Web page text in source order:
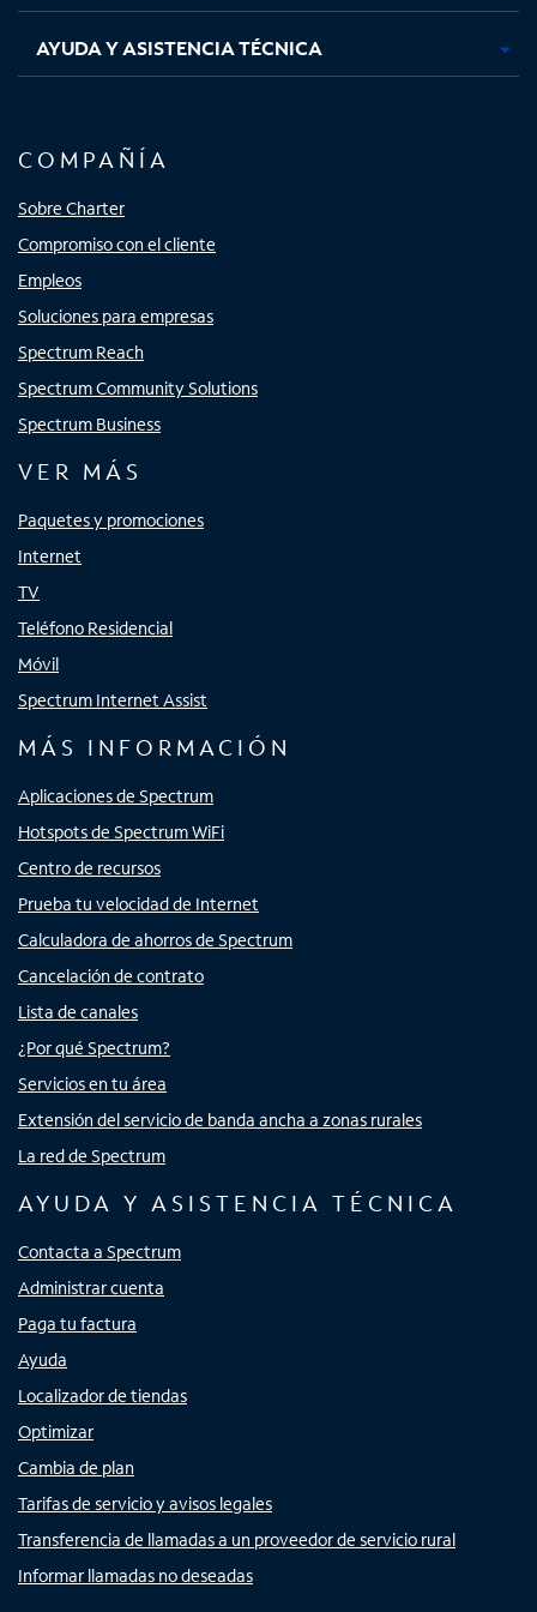
AYUDA Y ASISTENCIA TÉCNICA
COMPAÑÍA
Sobre Charter
Compromiso con el cliente
Empleos
Soluciones para empresas
Spectrum Reach
Spectrum Community Solutions
Spectrum Business
VER MÁS
Paquetes y promociones
Internet
TV
Teléfono Residencial
Móvil
Spectrum Internet Assist
MÁS INFORMACIÓN
Aplicaciones de Spectrum
Hotspots de Spectrum WiFi
Centro de recursos
Prueba tu velocidad de Internet
Calculadora de ahorros de Spectrum
Cancelación de contrato
Lista de canales
¿Por qué Spectrum?
Servicios en tu área
Extensión del servicio de banda ancha a zonas rurales
La red de Spectrum
AYUDA Y ASISTENCIA TÉCNICA
Contacta a Spectrum
Administrar cuenta
Paga tu factura
Ayuda
Localizador de tiendas
Optimizar
Cambia de plan
Tarifas de servicio y avisos legales
Transferencia de llamadas a un proveedor de servicio rural
Informar llamadas no deseadas